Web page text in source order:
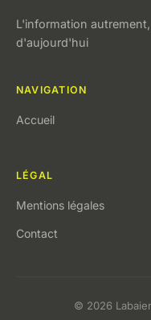
L'information
d'aujourd'hui
NAVIGATION
Accueil
LÉGAL
Mentions légales
Contact
© 2026